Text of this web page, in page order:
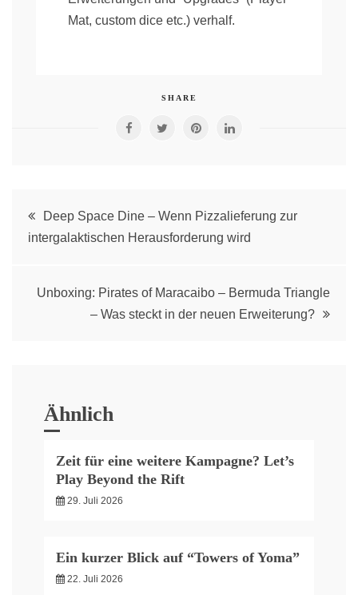
Mat, custom dice etc.) verhalf.
SHARE
Post
navigation
Deep Space Dine – Wenn Pizzalieferung zur
intergalaktischen Herausforderung wird
Unboxing: Pirates of Maracaibo – Bermuda Triangle
– Was steckt in der neuen Erweiterung?
Ähnlich
Zeit für eine weitere Kampagne? Let’s
Play Beyond the Rift
29. Juli 2026
Ein kurzer Blick auf “Towers of Yoma”
22. Juli 2026